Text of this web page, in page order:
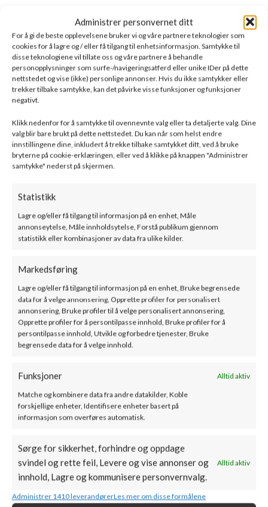
Administrer personvernet ditt
For å gi de beste opplevelsene bruker vi og våre partnere teknologier som
cookies for å lagre og / eller få tilgang til enhetsinformasjon. Samtykke til
disse teknologiene vil tillate oss og våre partnere å behandle
personopplysninger som surfe-/navigeringsatferd eller unike IDer på dette
nettstedet og vise (ikke) personlige annonser. Hvis du ikke samtykker eller
trekker tilbake samtykke, kan det påvirke visse funksjoner og funksjoner
negativt.
Klikk nedenfor for å samtykke til ovennevnte valg eller ta detaljerte valg. Dine
valg blir bare brukt på dette nettstedet. Du kan når som helst endre
innstillingene dine, inkludert å trekke tilbake samtykket ditt, ved å bruke
bryterne på cookie-erklæringen, eller ved å klikke på knappen "Administrer
samtykke" nederst på skjermen.
Statistikk
Lagre og/eller få tilgang til informasjon på en enhet, Måle
annonseytelse, Måle innholdsytelse, Forstå publikum gjennom
statistikk eller kombinasjoner av data fra ulike kilder.
Markedsføring
Lagre og/eller få tilgang til informasjon på en enhet, Bruke begrensede
data for å velge annonsering, Opprette profiler for personalisert
annonsering, Bruke profiler til å velge personalisert annonsering,
Opprette profiler for å persontilpasse innhold, Bruke profiler for å
persontilpasse innhold, Utvikle og forbedre tjenester, Bruke
begrensede data for å velge innhold.
Funksjoner Alltid aktiv
Matche og kombinere data fra andre datakilder, Koble
forskjellige enheter, Identifisere enheter basert på
informasjon som overføres automatisk.
Sørge for sikkerhet, forhindre og oppdage
svindel og rette feil, Levere og vise annonser og
innhold, Lagre og kommunisere personvernvalg.
Alltid aktiv
Administrer 1410 leverandørerLes mer om disse formålene
Ønsker du ett tilbud på montering?
Fyll inn skjema under for å bli kontaktet av en av våre
kundeveiledere angående montering av peis.
Ja
Nei
Relaterte produkter
70 – Vannmantlet
Peisinnsats
SKU:000-0001400
70 – Vannmantlet
Peisinnsats
SKU:
BESKRIVELSETILLEGGSINFORMASJONDOKUMENTASJON
ECO2 H – Peisinnsats